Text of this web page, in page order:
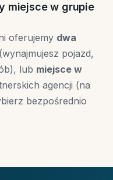
miejsce w grupie
oferujemy dwa
(wynajmujesz pojazd,
lub miejsce w
agencji (na
bezpośrednio